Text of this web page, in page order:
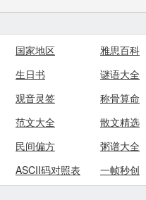
国家地区
雅思百科
生日书
谜语大全
观音灵签
称骨算命
范文大全
散文精选
民间偏方
粥谱大全
ASCII码对照表 一帧秒创